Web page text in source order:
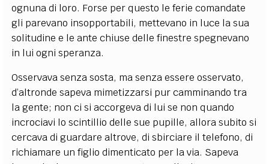
ognuna di loro. Forse per questo le ferie comandate
gli parevano insopportabili, mettevano in luce la sua
solitudine e le ante chiuse delle finestre spegnevano
in lui ogni speranza.
Osservava senza sosta, ma senza essere osservato,
d’altronde sapeva mimetizzarsi pur camminando tra
la gente; non ci si accorgeva di lui se non quando
incrociavi lo scintillio delle sue pupille, allora subito si
cercava di guardare altrove, di sbirciare il telefono, di
richiamare un figlio dimenticato per la via. Sapeva